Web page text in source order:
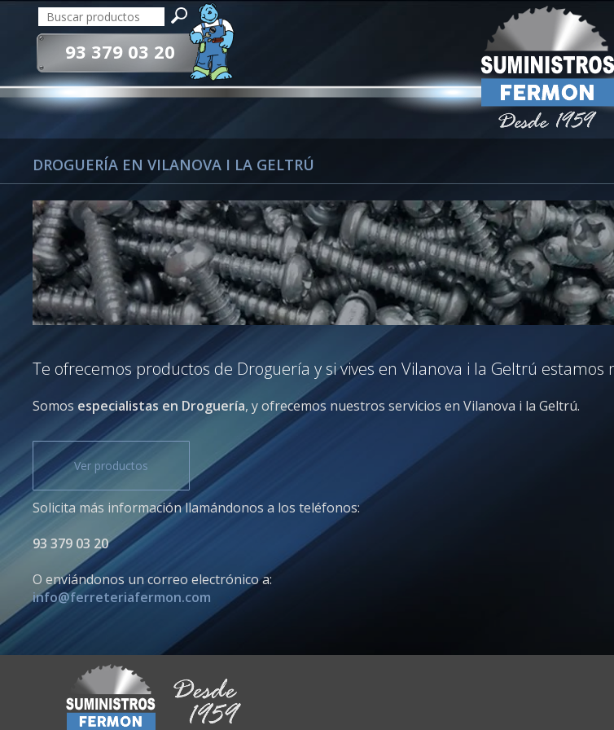
93 379 03 20
DROGUERÍA EN VILANOVA I LA GELTRÚ
Te ofrecemos productos de Droguería y si vives en Vilanova i la Geltrú estamos
Somos especialistas en Droguería, y ofrecemos nuestros servicios en Vilanova i la Geltrú.
Ver productos
Solicita más información llamándonos a los teléfonos:
93 379 03 20
O enviándonos un correo electrónico a:
info@ferreteriafermon.com